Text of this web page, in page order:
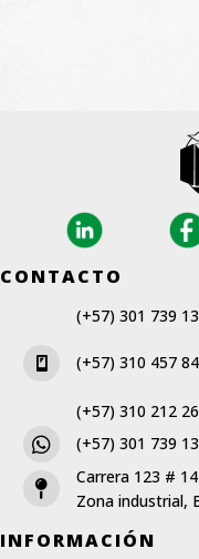
CONTACTO
(+57) 301 739
(+57) 310 457
(+57) 310 212
(+57) 301 739
Carrera 123 #
Zona industrial,
INFORMACIÓN